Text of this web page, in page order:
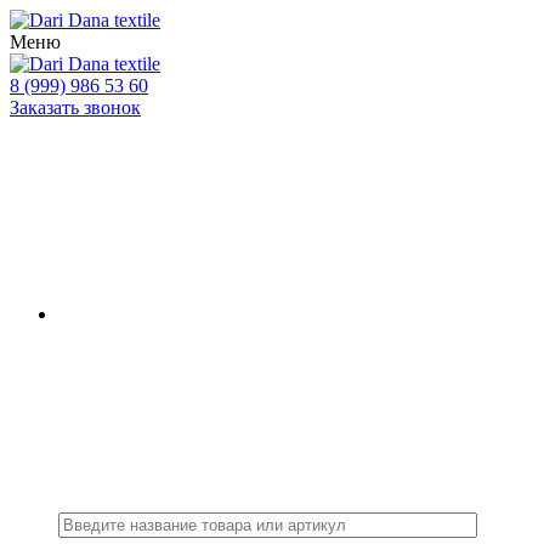
Меню
8 (999) 986 53 60
Заказать звонок